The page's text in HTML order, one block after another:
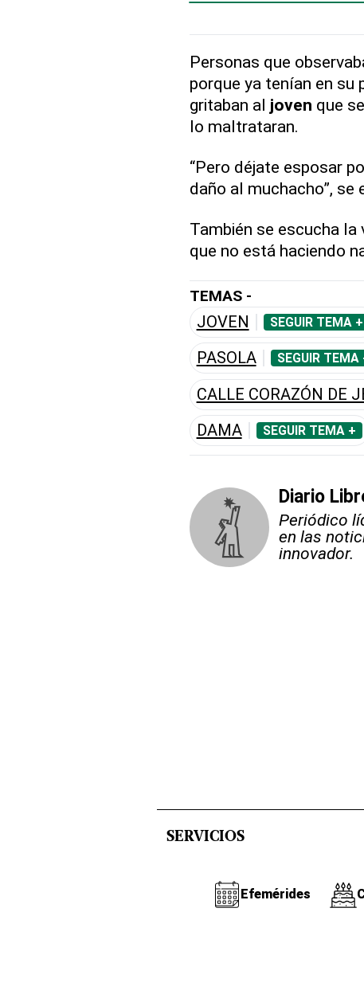
Personas que
porque ya tenían en su
gritaban al joven que
lo maltrataran.
“Pero déjate esposar
daño al muchacho”, se
También se escucha la
que no está haciendo
TEMAS -
JOVEN SEGUIR TEMA +
PASOLA SEGUIR TEMA
CALLE CORAZÓN DE
DAMA SEGUIR TEMA +
Diario
Periódico
en las
innovador.
SERVICIOS
Efemérides